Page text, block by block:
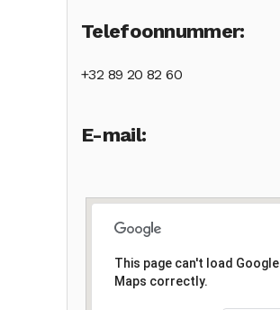
Telefoonnummer:
+32 89 20 82 60
E-mail:
This page can't load Google
Maps correctly.